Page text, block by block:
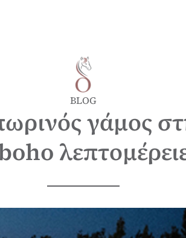
BLOG
γάμος